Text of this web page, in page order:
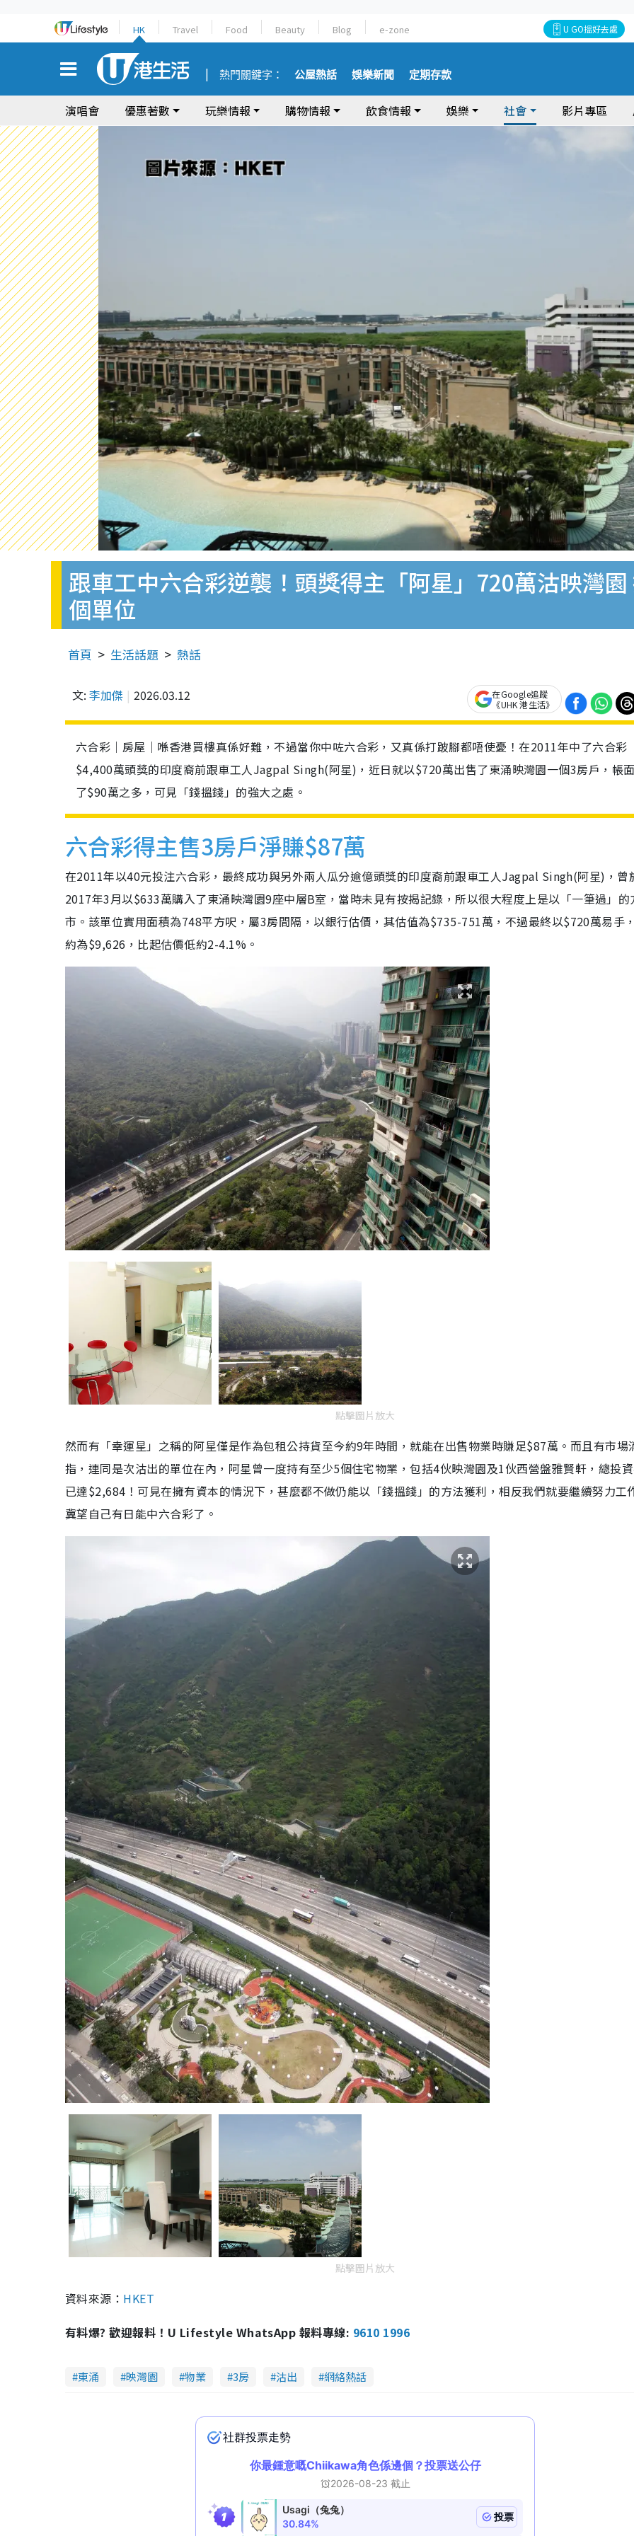
HK Travel Food Beauty Blog e-zone U GO搵好去處
熱門關鍵字： 公屋熱話 娛樂新聞 定期存款
演唱會 優惠著數 玩樂情報 購物情報 飲食情報 娛樂 社會 影片專區
跟車工中六合彩逆襲！頭獎得主「阿星」720萬沽映灣
個單位
首頁 生活話題 熱話
文: 李加傑 2026.03.12
在Google追蹤
《UHK 港生活》
六合彩｜房屋｜喺香港買樓真係好難，不過當你中咗六合彩，又真係打跛腳都唔使憂！在2011年中了六合彩
$4,400萬頭獎的印度裔前跟車工人Jagpal Singh(阿星)，近日就以$720萬出售了東涌映灣園一個3房戶，帳
了$90萬之多，可見「錢搵錢」的強大之處。
六合彩得主售3房戶淨賺$87萬
在2011年以40元投注六合彩，最終成功與另外兩人瓜分逾億頭獎的印度裔前跟車工人Jagpal Singh(阿星)，曾
2017年3月以$633萬購入了東涌映灣園9座中層B室，當時未見有按揭記錄，所以很大程度上是以「一筆過」的
市。該單位實用面積為748平方呎，屬3房間隔，以銀行估價，其估值為$735-751萬，不過最終以$720萬易手
約為$9,626，比起估價低約2-4.1%。
點擊圖片放大
然而有「幸運星」之稱的阿星僅是作為包租公持貨至今約9年時間，就能在出售物業時賺足$87萬。而且有市場
指，連同是次沽出的單位在內，阿星曾一度持有至少5個住宅物業，包括4伙映灣園及1伙西營盤雅賢軒，總投
已達$2,684！可見在擁有資本的情況下，甚麼都不做仍能以「錢搵錢」的方法獲利，相反我們就要繼續努力工
冀望自己有日能中六合彩了。
點擊圖片放大
資料來源： HKET
有料爆? 歡迎報料！U Lifestyle WhatsApp 報料專線: 9610 1996
東涌 映灣園 物業 3房 沽出 網絡熱話